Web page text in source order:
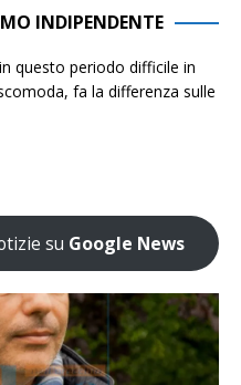
INDIPENDENTE
questo periodo difficile in
fa la differenza sulle
su Google News